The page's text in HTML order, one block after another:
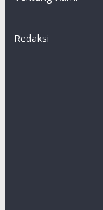
Redaksi